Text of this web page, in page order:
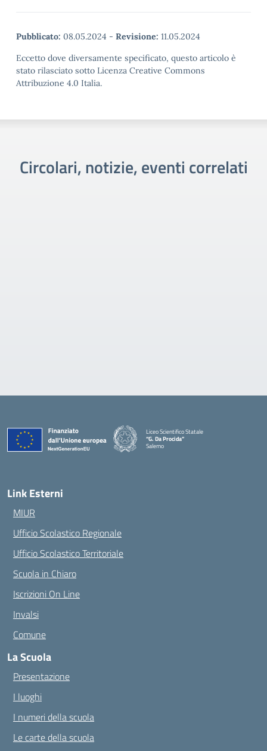
Pubblicato: 08.05.2024 - Revisione: 11.05.2024
Eccetto dove diversamente specificato, questo articolo è
stato rilasciato sotto Licenza Creative Commons
Attribuzione 4.0 Italia.
Circolari, notizie, eventi correlati
Liceo Scientifico Statale
“G. Da Procida”
Salerno
Link Esterni
MIUR
Ufficio Scolastico Regionale
Ufficio Scolastico Territoriale
Scuola in Chiaro
Iscrizioni On Line
Invalsi
Comune
La Scuola
Presentazione
I luoghi
I numeri della scuola
Le carte della scuola